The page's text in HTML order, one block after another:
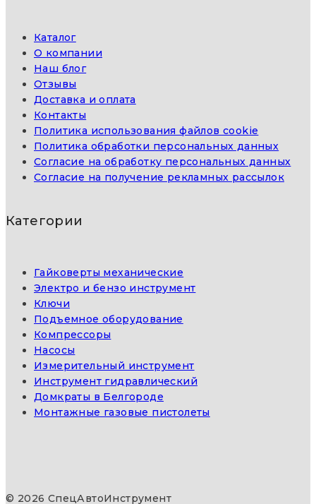
Каталог
О компании
Наш блог
Отзывы
Доставка и оплата
Контакты
Политика использования файлов cookie
Политика обработки персональных данных
Согласие на обработку персональных данных
Согласие на получение рекламных рассылок
Категории
Гайковерты механические
Электро и бензо инструмент
Ключи
Подъемное оборудование
Компрессоры
Насосы
Измерительный инструмент
Инструмент гидравлический
Домкраты в Белгороде
Монтажные газовые пистолеты
© 2026 СпецАвтоИнструмент